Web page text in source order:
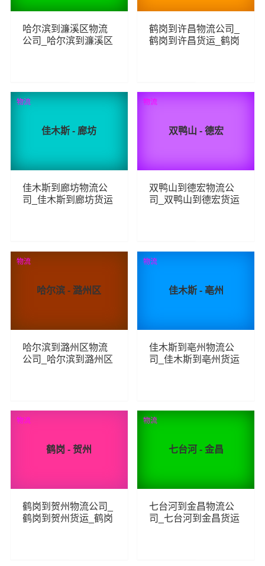
哈尔滨到濂溪区物流
公司_哈尔滨到濂溪区
125 查看详细
鹤岗到许昌物流公司_
鹤岗到许昌货运_鹤岗
243 查看详细
佳木斯 - 廊坊
佳木斯到廊坊物流公
司_佳木斯到廊坊货运
272 查看详细
物流
双鸭山 - 德宏
双鸭山到德宏物流公
司_双鸭山到德宏货运
246 查看详细
物流
哈尔滨 - 潞州区
哈尔滨到潞州区物流
公司_哈尔滨到潞州区
140 查看详细
物流
佳木斯 - 亳州
佳木斯到亳州物流公
司_佳木斯到亳州货运
349 查看详细
物流
鹤岗 - 贺州
鹤岗到贺州物流公司_
鹤岗到贺州货运_鹤岗
物流
七台河 - 金昌
七台河到金昌物流公
司_七台河到金昌货运
物流